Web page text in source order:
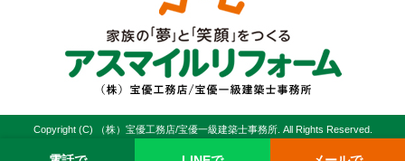
Copyright (C) （株）宝優工務店/宝優一級建築士事務所. All Rights Reserved.